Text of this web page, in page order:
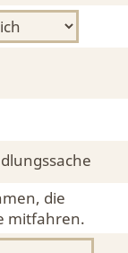
die
mitfahren.